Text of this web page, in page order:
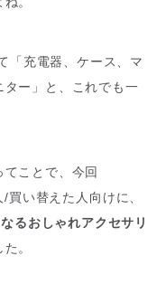
「充電器、ケース、マ
ー」と、これでも一
ことで、今回
い替えた人向けに、
るおしゃれアクセサリ
。